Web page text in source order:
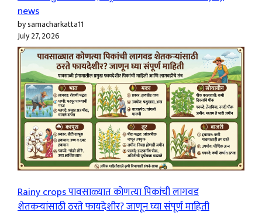
news
by samacharkatta11
July 27, 2026
Rainy crops पावसाळ्यात कोणत्या पिकांची लागवड
शेतकऱ्यांसाठी ठरते फायदेशीर? जाणून घ्या संपूर्ण माहिती